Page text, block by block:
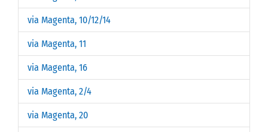
via Magenta, 10/12/14
via Magenta, 11
via Magenta, 16
via Magenta, 2/4
via Magenta, 20